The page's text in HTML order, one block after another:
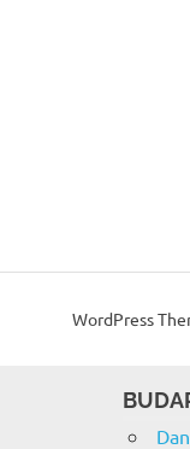
WordPress